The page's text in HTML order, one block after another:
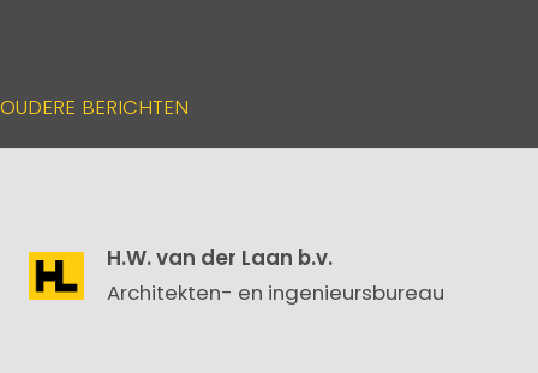
BERICHTENNAVIGATIE
OUDERE BERICHTEN
H.W. van der Laan b.v.
Architekten- en ingenieursbureau